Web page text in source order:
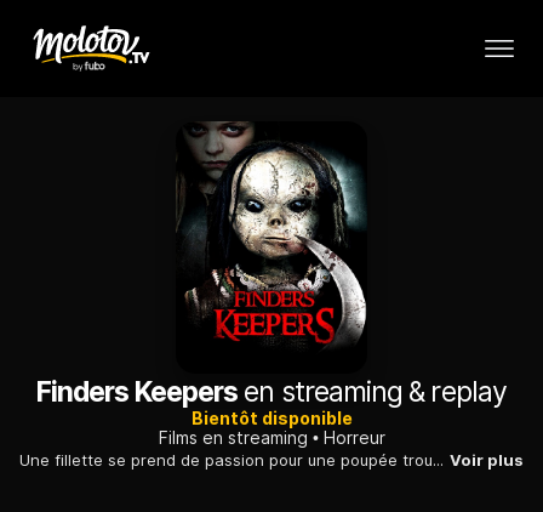
Finders Keepers en streaming & replay
Bientôt disponible
Films en streaming
Horreur
Une fillette se prend de passion pour une poupée trouvée dans sa nouvelle maison. Commence pour sa mère, seule depuis son divorce, un long cauchemar. Voir plus